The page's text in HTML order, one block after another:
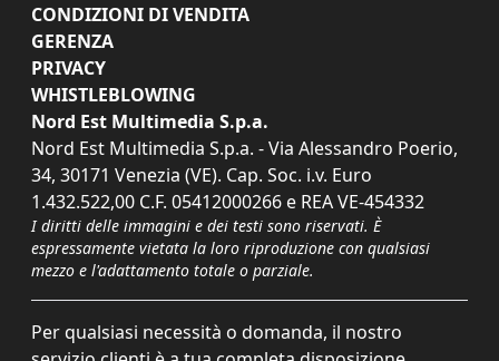
CONDIZIONI DI VENDITA
GERENZA
PRIVACY
WHISTLEBLOWING
Nord Est Multimedia S.p.a.
Nord Est Multimedia S.p.a. - Via Alessandro Poerio,
34, 30171 Venezia (VE). Cap. Soc. i.v. Euro
1.432.522,00 C.F. 05412000266 e REA VE-454332
I diritti delle immagini e dei testi sono riservati. È
espressamente vietata la loro riproduzione con qualsiasi
mezzo e l'adattamento totale o parziale.
Per qualsiasi necessità o domanda, il nostro